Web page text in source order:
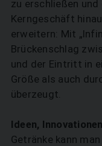
zu erschließen
Kerngeschäft
erweitern: Mit
Brückenschlag
und der Eintritt in
Größe als auch
überzeugt.
Ideen,
Getränke kann